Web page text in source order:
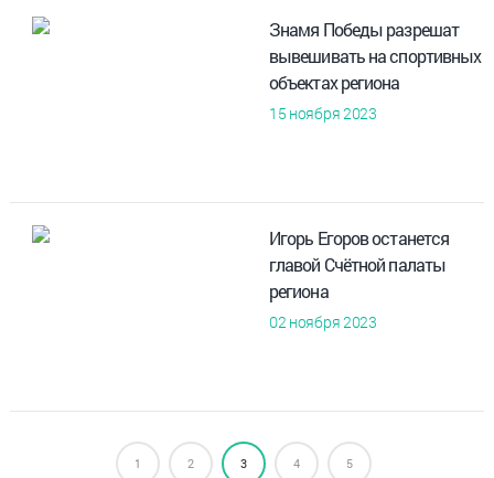
Знамя Победы разрешат
вывешивать на спортивных
объектах региона
15 ноября 2023
Игорь Егоров останется
главой Счётной палаты
региона
02 ноября 2023
1 2 3 4 5